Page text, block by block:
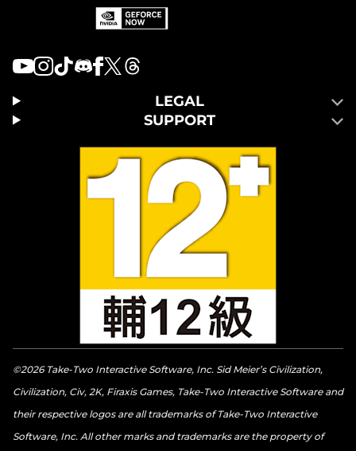
LEGAL
SUPPORT
©2026 Take-Two Interactive Software, Inc. Sid Meier’s Civilization,
Civilization, Civ, 2K, Firaxis Games, Take-Two Interactive Software and
their respective logos are all trademarks of Take-Two Interactive
Software, Inc. All other marks and trademarks are the property of